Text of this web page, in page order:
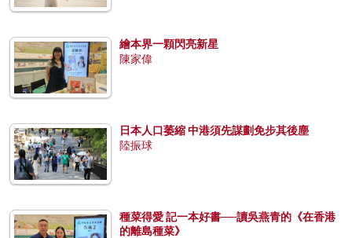
繪本界一顆閃亮新星
陳家偉
日本人口萎縮 中港須先謀劃免步其後塵
陸振球
種菜得愛 記一本好書──讀吳燕青的《在香港
的離島種菜》